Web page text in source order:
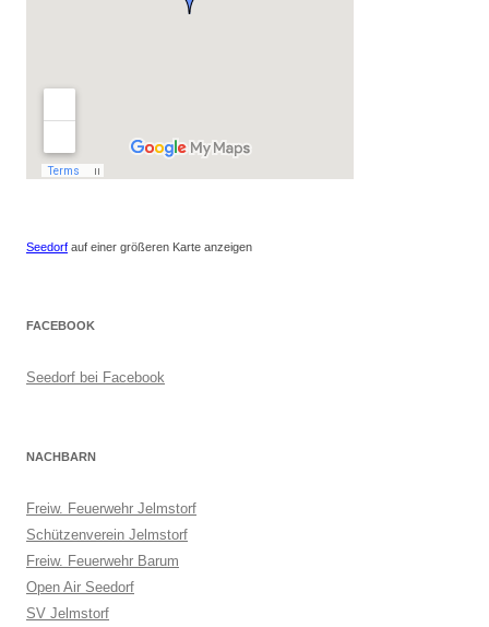
Seedorf auf einer größeren Karte anzeigen
FACEBOOK
Seedorf bei Facebook
NACHBARN
Freiw. Feuerwehr Jelmstorf
Schützenverein Jelmstorf
Freiw. Feuerwehr Barum
Open Air Seedorf
SV Jelmstorf